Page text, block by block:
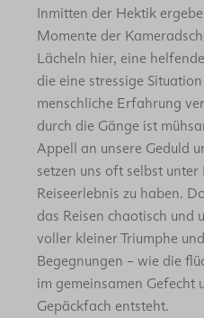
Inmitten der Hektik
Momente der
Lächeln hier, eine
die eine stressige
menschliche Erfahrung
durch die Gänge ist
Appell an unsere Geduld
setzen uns oft selbst
Reiseerlebnis zu haben.
das Reisen chaotisch und
voller kleiner Triumphe
Begegnungen – wie die
im gemeinsamen Gefecht
Gepäckfach entsteht.